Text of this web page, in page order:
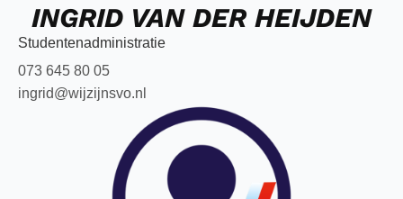
INGRID VAN DER HEIJDEN
Studentenadministratie
073 645 80 05
ingrid@wijzijnsvo.nl